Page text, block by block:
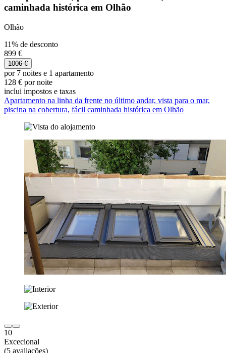
caminhada histórica em Olhão
Olhão
11% de desconto
899 €
1006 €
por 7 noites e 1 apartamento
128 € por noite
inclui impostos e taxas
Apartamento na linha da frente no último andar, vista para o mar,
piscina na cobertura, fácil caminhada histórica em Olhão
10
Excecional
(5 avaliações)